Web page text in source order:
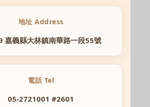
地址 Address
嘉義縣大林鎮南華路一段55號
電話 Tel
05-2721001 #2601